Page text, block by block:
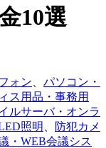
10選
ォン
パソコン・
ス用品・事務用
ルサーバ・オンラ
照明
防犯カメ
・WEB会議シス